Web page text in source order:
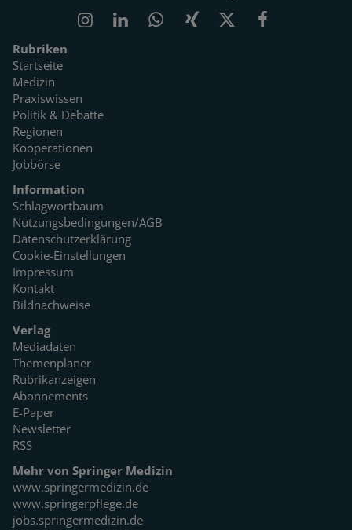
Rubriken
Startseite
Medizin
Praxiswissen
Politik & Debatte
Regionen
Kooperationen
Jobbörse
Information
Schlagwortbaum
Nutzungsbedingungen/AGB
Datenschutzerklärung
Cookie-Einstellungen
Impressum
Kontakt
Bildnachweise
Verlag
Mediadaten
Themenplaner
Rubrikanzeigen
Abonnements
E-Paper
Newsletter
RSS
Mehr von Springer Medizin
www.springermedizin.de
www.springerpflege.de
jobs.springermedizin.de